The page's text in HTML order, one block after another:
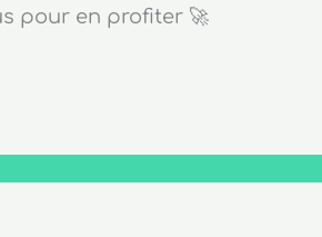
pour en profiter 🚀